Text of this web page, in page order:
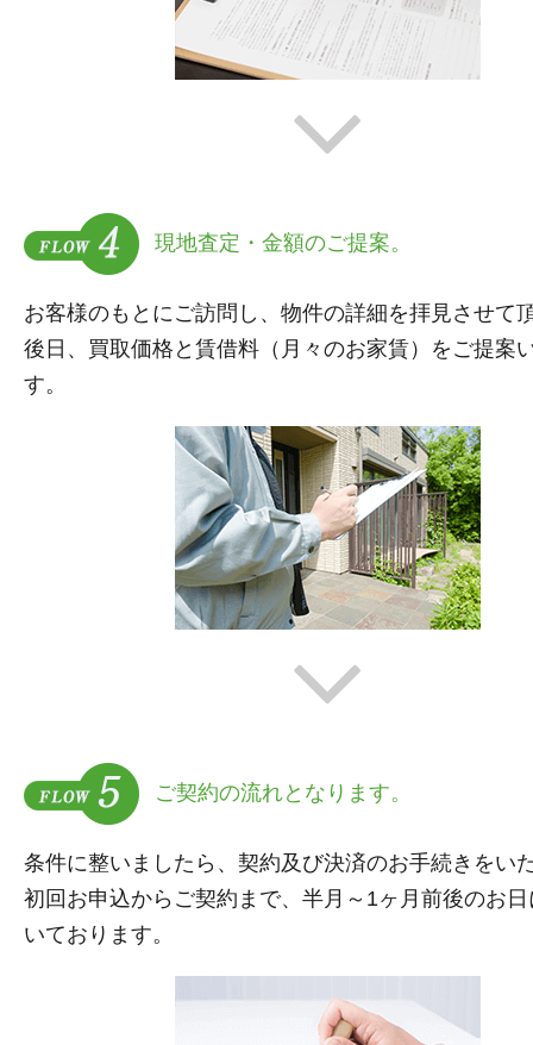
現地査定・金額のご提案。
お客様のもとにご訪問し、物件の詳細を拝見させて
後日、買取価格と賃借料（月々のお家賃）をご提案
す。
ご契約の流れとなります。
条件に整いましたら、契約及び決済のお手続きをい
初回お申込からご契約まで、半月～1ヶ月前後のお
いております。